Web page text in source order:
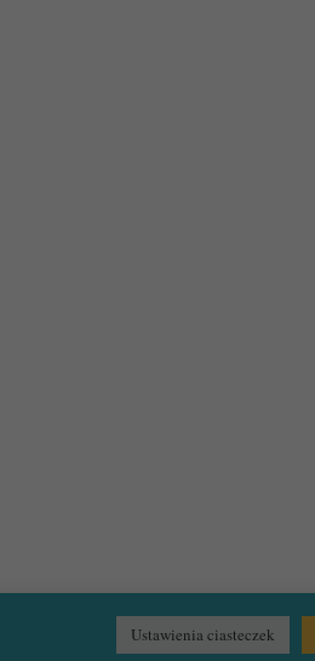
Ustawienia ciasteczek